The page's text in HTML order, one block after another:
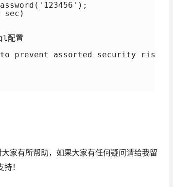
sec)
配置
prevent assorted security risks
家有所帮助，如果大家有任何疑问请给我留
！